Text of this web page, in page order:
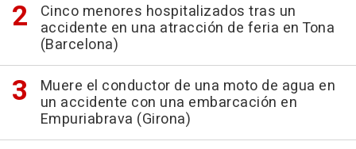
Cinco menores hospitalizados tras un
accidente en una atracción de feria en Tona
(Barcelona)
Muere el conductor de una moto de agua en
un accidente con una embarcación en
Empuriabrava (Girona)